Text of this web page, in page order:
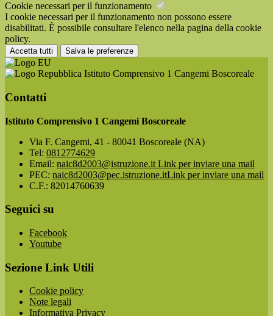
Cookie necessari per il funzionamento
I cookie necessari per il funzionamento non possono essere
disabilitati. È possibile consultare l'elenco nella pagina della cookie
policy.
Accetta tutti Salva le preferenze
Istituto Comprensivo 1 Cangemi Boscoreale
Contatti
Istituto Comprensivo 1 Cangemi Boscoreale
Via F. Cangemi, 41 - 80041 Boscoreale (NA)
Tel: 0812774629
Email: naic8d2003@istruzione.it Link per inviare una mail
PEC: naic8d2003@pec.istruzione.itLink per inviare una mail
C.F.: 82014760639
Seguici su
Facebook
Youtube
Sezione Link Utili
Cookie policy
Note legali
Informativa Privacy